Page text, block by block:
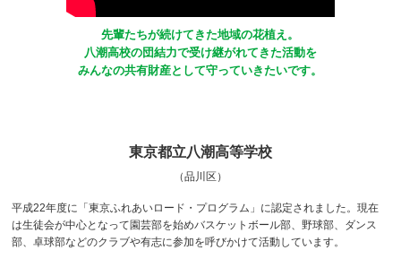
先輩たちが続けてきた地域の花植え。
八潮高校の団結力で受け継がれてきた活動を
みんなの共有財産として守っていきたいです。
東京都立八潮高等学校
（品川区）
平成22年度に「東京ふれあいロード・プログラム」に認定されました。現在
は生徒会が中心となって園芸部を始めバスケットボール部、野球部、ダンス
部、卓球部などのクラブや有志に参加を呼びかけて活動しています。